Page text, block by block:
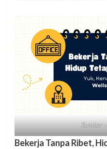
Sumber :
Bekerja Tanpa Ribet,